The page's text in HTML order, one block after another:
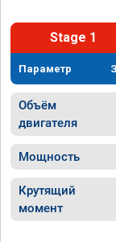
Stage 1
Параметр
Объём
двигателя
Мощность
Крутящий
момент